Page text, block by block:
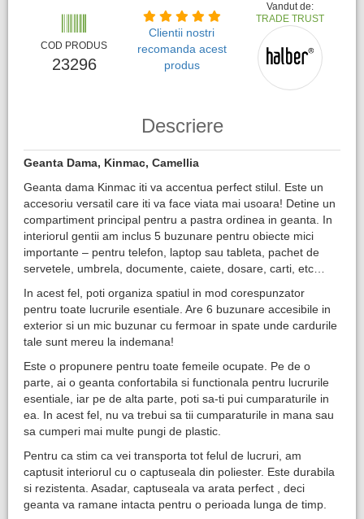
COD PRODUS
23296
Clientii nostri
recomanda acest
produs
Vandut de:
TRADE TRUST
Descriere
Geanta Dama, Kinmac, Camellia
Geanta dama Kinmac iti va accentua perfect stilul. Este un
accesoriu versatil care iti va face viata mai usoara! Detine un
compartiment principal pentru a pastra ordinea in geanta. In
interiorul gentii am inclus 5 buzunare pentru obiecte mici
importante – pentru telefon, laptop sau tableta, pachet de
servetele, umbrela, documente, caiete, dosare, carti, etc…
In acest fel, poti organiza spatiul in mod corespunzator
pentru toate lucrurile esentiale. Are 6 buzunare accesibile in
exterior si un mic buzunar cu fermoar in spate unde cardurile
tale sunt mereu la indemana!
Este o propunere pentru toate femeile ocupate. Pe de o
parte, ai o geanta confortabila si functionala pentru lucrurile
esentiale, iar pe de alta parte, poti sa-ti pui cumparaturile in
ea. In acest fel, nu va trebui sa tii cumparaturile in mana sau
sa cumperi mai multe pungi de plastic.
Pentru ca stim ca vei transporta tot felul de lucruri, am
captusit interiorul cu o captuseala din poliester. Este durabila
si rezistenta. Asadar, captuseala va arata perfect , deci
geanta va ramane intacta pentru o perioada lunga de timp.